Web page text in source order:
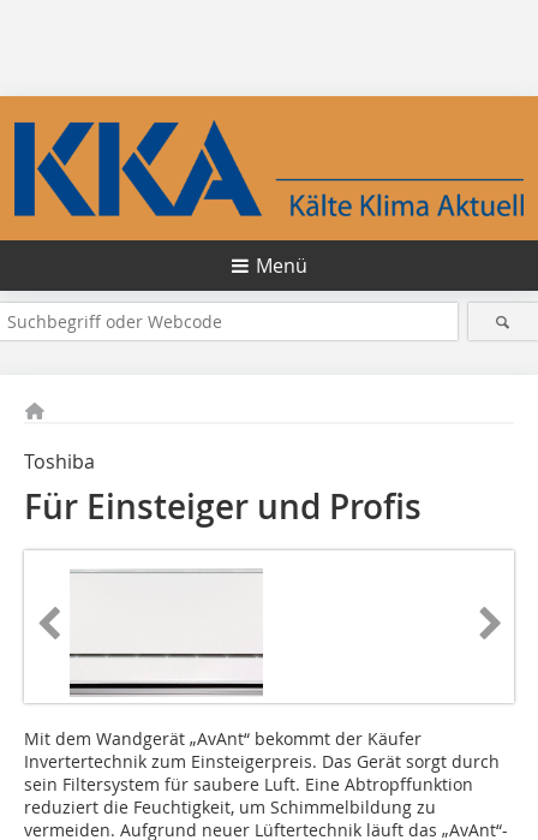
Menü
Toshiba
Für Einsteiger und Profis
Mit dem Wandgerät „AvAnt“ bekommt der Käufer
Invertertechnik zum Einsteigerpreis. Das Gerät sorgt durch
sein Filtersystem für saubere Luft. Eine Abtropffunktion
reduziert die Feuchtigkeit, um Schimmelbildung zu
vermeiden. Aufgrund neuer Lüftertechnik läuft das „AvAnt“-